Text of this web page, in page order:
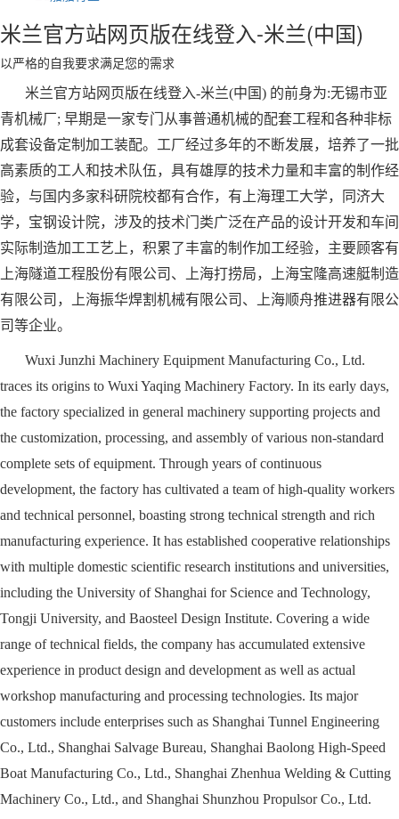
米兰官方站网页版在线登入-米兰(中国)
以严格的自我要求满足您的需求
米兰官方站网页版在线登入-米兰(中国) 的前身为:无锡市亚
青机械厂; 早期是一家专门从事普通机械的配套工程和各种非标
成套设备定制加工装配。工厂经过多年的不断发展，培养了一批
高素质的工人和技术队伍，具有雄厚的技术力量和丰富的制作经
验，与国内多家科研院校都有合作，有上海理工大学，同济大
学，宝钢设计院，涉及的技术门类广泛在产品的设计开发和车间
实际制造加工工艺上，积累了丰富的制作加工经验，主要顾客有
上海隧道工程股份有限公司、上海打捞局，上海宝隆高速艇制造
有限公司，上海振华焊割机械有限公司、上海顺舟推进器有限公
司等企业。
Wuxi Junzhi Machinery Equipment Manufacturing Co., Ltd.
traces its origins to Wuxi Yaqing Machinery Factory. In its early days,
the factory specialized in general machinery supporting projects and
the customization, processing, and assembly of various non-standard
complete sets of equipment. Through years of continuous
development, the factory has cultivated a team of high-quality workers
and technical personnel, boasting strong technical strength and rich
manufacturing experience. It has established cooperative relationships
with multiple domestic scientific research institutions and universities,
including the University of Shanghai for Science and Technology,
Tongji University, and Baosteel Design Institute. Covering a wide
range of technical fields, the company has accumulated extensive
experience in product design and development as well as actual
workshop manufacturing and processing technologies. Its major
customers include enterprises such as Shanghai Tunnel Engineering
Co., Ltd., Shanghai Salvage Bureau, Shanghai Baolong High-Speed
Boat Manufacturing Co., Ltd., Shanghai Zhenhua Welding & Cutting
Machinery Co., Ltd., and Shanghai Shunzhou Propulsor Co., Ltd.